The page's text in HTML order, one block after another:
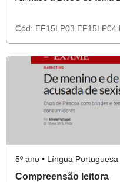
Cód: EF15LP03 EF15LP04
5º ano • Língua Portuguesa
Compreensão leitora